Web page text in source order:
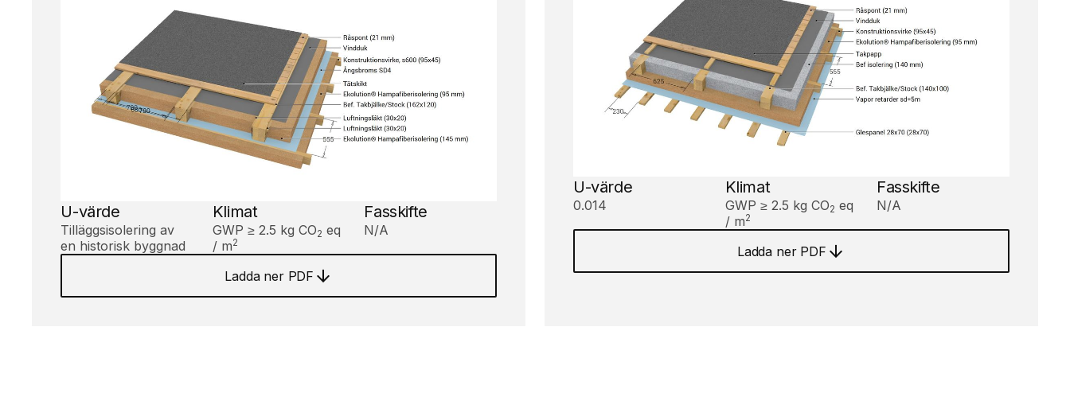
U-värde
Tilläggsisolering av
en historisk byggnad
Klimat
GWP ≥ 2.5 kg CO2 eq
/ m2
Fasskifte
N/A
Ladda ner PDF
U-värde
0.014
Klimat
GWP ≥ 2.5 kg CO2 eq
/ m2
Fasskifte
N/A
Ladda ner PDF